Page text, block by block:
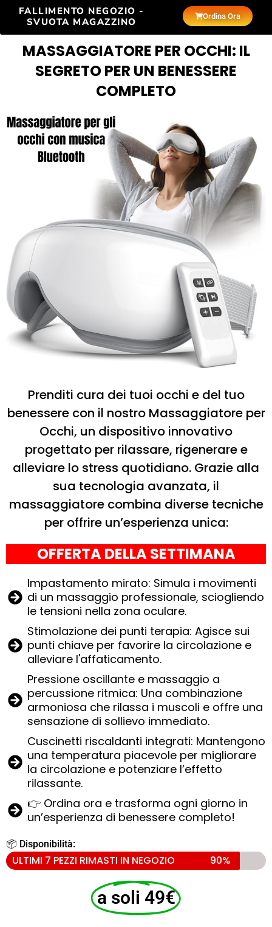
FALLIMENTO NEGOZIO -
SVUOTA MAGAZZINO
Ordina Ora
MASSAGGIATORE PER OCCHI: IL
SEGRETO PER UN BENESSERE
COMPLETO
Prenditi cura dei tuoi occhi e del tuo
benessere con il nostro Massaggiatore per
Occhi, un dispositivo innovativo
progettato per rilassare, rigenerare e
alleviare lo stress quotidiano. Grazie alla
sua tecnologia avanzata, il
massaggiatore combina diverse tecniche
per offrire un’esperienza unica:
OFFERTA DELLA SETTIMANA
Impastamento mirato: Simula i movimenti
di un massaggio professionale, sciogliendo
le tensioni nella zona oculare.
Stimolazione dei punti terapia: Agisce sui
punti chiave per favorire la circolazione e
alleviare l'affaticamento.
Pressione oscillante e massaggio a
percussione ritmica: Una combinazione
armoniosa che rilassa i muscoli e offre una
sensazione di sollievo immediato.
Cuscinetti riscaldanti integrati: Mantengono
una temperatura piacevole per migliorare
la circolazione e potenziare l’effetto
rilassante.
👉 Ordina ora e trasforma ogni giorno in
un’esperienza di benessere completo!
📦 Disponibilità:
ULTIMI 7 PEZZI RIMASTI IN NEGOZIO 90%
a soli 49€